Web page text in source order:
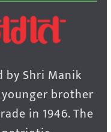
by Shri Manik
brother
in 1946. The